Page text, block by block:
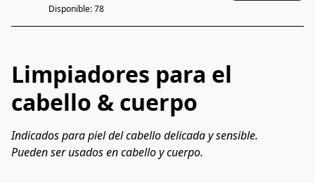
Disponible: 78
Limpiadores para el
cabello & cuerpo
Indicados para piel del cabello delicada y sensible.
Pueden ser usados en cabello y cuerpo.